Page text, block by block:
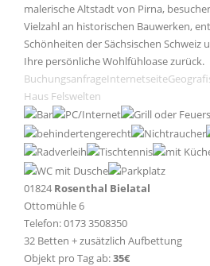
malerische Altstadt von Pirna,
Vielzahl an historischen Bauwerken,
Schönheiten der Sächsischen Schweiz
Ihre persönliche Wohlfühloase zurück.
BuchungsanfrageInternetseite
Haus Felswelten
01824 Rosenthal Bielatal
Ottomühle 6
Telefon: 0173 3508350
32 Betten + zusätzlich Aufbettung
Objekt pro Tag ab:35€